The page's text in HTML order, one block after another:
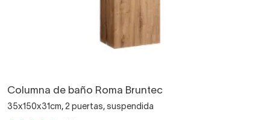
Columna de baño Roma Bruntec
35x150x31cm, 2 puertas, suspendida